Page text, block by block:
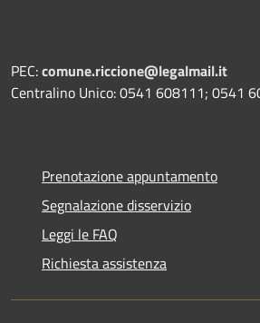
PEC:comune.riccione@legalmail.it
Centralino Unico: 0541 608111; 0541
Prenotazione appuntamento
Segnalazione disservizio
Leggi le FAQ
Richiesta assistenza